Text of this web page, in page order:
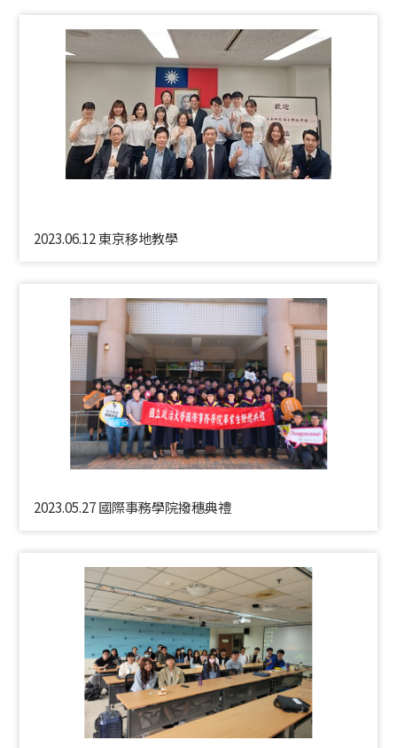
2023.06.12 東京移地教學
2023.05.27 國際事務學院撥穗典禮